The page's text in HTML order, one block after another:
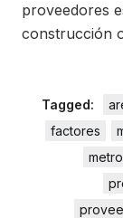
proveedores
construcción
Tagged:
factores